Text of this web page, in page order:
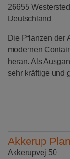
26655
Deutschland
Die Pflanzen der
modernen
heran. Als
sehr kräftige und
Akkerup
Akkerupvej 50